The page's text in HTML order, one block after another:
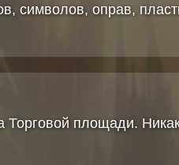
символов, оправ,
площади.